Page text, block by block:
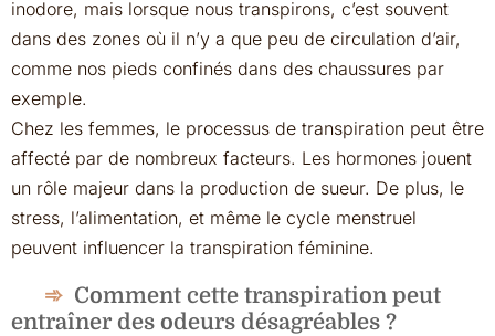
inodore, mais lorsque nous transpirons, c’est souvent
dans des zones où il n’y a que peu de circulation d’air,
comme nos pieds confinés dans des chaussures par
exemple.
Chez les femmes, le processus de transpiration peut être
affecté par de nombreux facteurs. Les hormones jouent
un rôle majeur dans la production de sueur. De plus, le
stress, l’alimentation, et même le cycle menstruel
peuvent influencer la transpiration féminine.
Comment cette transpiration peut
entraîner des odeurs désagréables ?